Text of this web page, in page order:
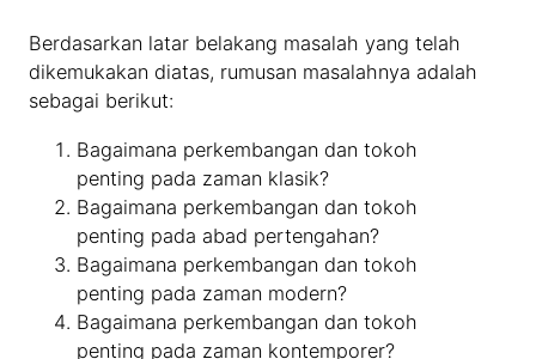
Berdasarkan latar belakang masalah yang telah
dikemukakan diatas, rumusan masalahnya adalah
sebagai berikut:
Bagaimana perkembangan dan tokoh
penting pada zaman klasik?
Bagaimana perkembangan dan tokoh
penting pada abad pertengahan?
Bagaimana perkembangan dan tokoh
penting pada zaman modern?
Bagaimana perkembangan dan tokoh
penting pada zaman kontemporer?